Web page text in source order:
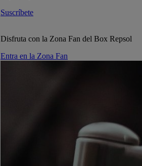
Suscríbete
Disfruta con la Zona Fan del Box Repsol
Entra en la Zona Fan